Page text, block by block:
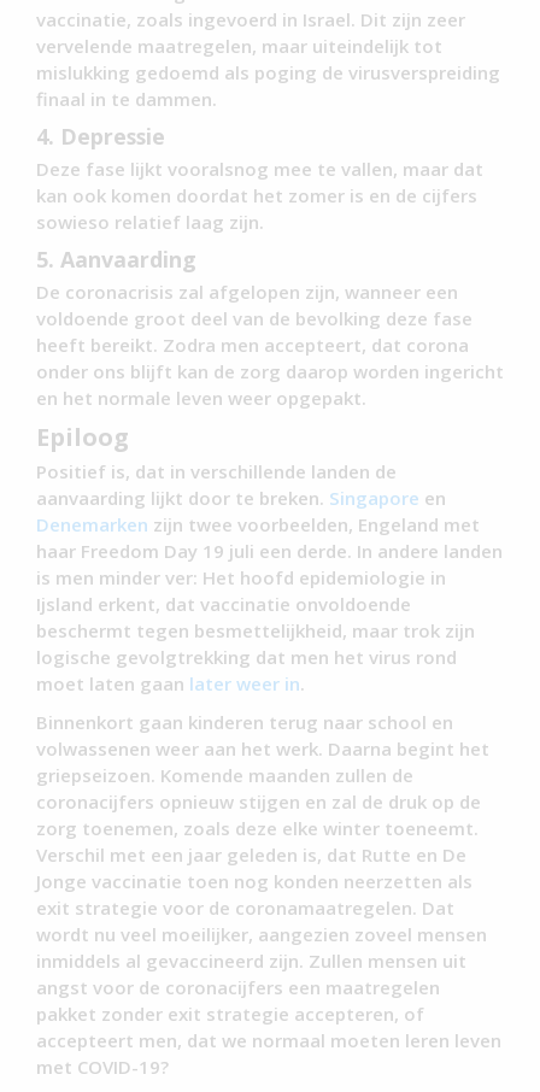
vaccinatie, zoals ingevoerd in Israel. Dit zijn zeer
vervelende maatregelen, maar uiteindelijk tot
mislukking gedoemd als poging de virusverspreiding
finaal in te dammen.
4. Depressie
Deze fase lijkt vooralsnog mee te vallen, maar dat
kan ook komen doordat het zomer is en de cijfers
sowieso relatief laag zijn.
5. Aanvaarding
De coronacrisis zal afgelopen zijn, wanneer een
voldoende groot deel van de bevolking deze fase
heeft bereikt. Zodra men accepteert, dat corona
onder ons blijft kan de zorg daarop worden ingericht
en het normale leven weer opgepakt.
Epiloog
Positief is, dat in verschillende landen de
aanvaarding lijkt door te breken. Singapore en
Denemarken zijn twee voorbeelden, Engeland met
haar Freedom Day 19 juli een derde. In andere landen
is men minder ver: Het hoofd epidemiologie in
Ijsland erkent, dat vaccinatie onvoldoende
beschermt tegen besmettelijkheid, maar trok zijn
logische gevolgtrekking dat men het virus rond
moet laten gaan later weer in.
Binnenkort gaan kinderen terug naar school en
volwassenen weer aan het werk. Daarna begint het
griepseizoen. Komende maanden zullen de
coronacijfers opnieuw stijgen en zal de druk op de
zorg toenemen, zoals deze elke winter toeneemt.
Verschil met een jaar geleden is, dat Rutte en De
Jonge vaccinatie toen nog konden neerzetten als
exit strategie voor de coronamaatregelen. Dat
wordt nu veel moeilijker, aangezien zoveel mensen
inmiddels al gevaccineerd zijn. Zullen mensen uit
angst voor de coronacijfers een maatregelen
pakket zonder exit strategie accepteren, of
accepteert men, dat we normaal moeten leren leven
met COVID-19?